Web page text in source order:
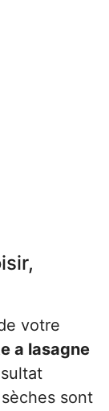
votre
a lasagne
sont